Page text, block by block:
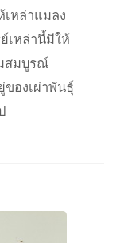
หล่าแมลง
เหล่านี้มีให้
สมบูรณ์
ของเผ่าพันธุ์